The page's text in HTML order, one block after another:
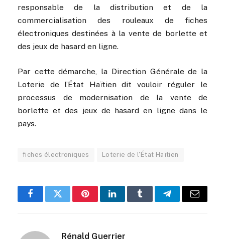
responsable de la distribution et de la
commercialisation des rouleaux de fiches
électroniques destinées à la vente de borlette et
des jeux de hasard en ligne.
Par cette démarche, la Direction Générale de la
Loterie de l’État Haïtien dit vouloir réguler le
processus de modernisation de la vente de
borlette et des jeux de hasard en ligne dans le
pays.
fiches électroniques Loterie de l'État Haïtien
FacebookTwitterPinterestLinkedInTumblrTelegramEmail
Rénald Guerrier